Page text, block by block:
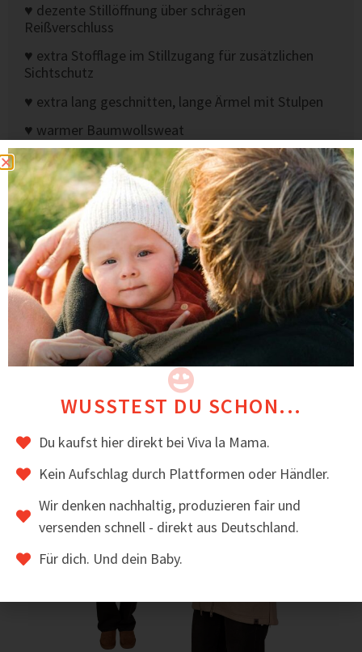
♥ dezente Stillöffnung über schrägen
Reißverschluss
♥ extra Stofflage im Stillzugang für zusätzlichen
Sichtschutz
♥ extra lang geschnitten, lange Ärmel mit Stulpen
♥ warmer Baumwollsweat
♥ zweifarbiger Loop-Kragen
♥ grau-blauer Rippstoff für Säume und im Kragen
♥ Original Viva la Mama Herzplakette
♥ Hochwertige Qualität, handgefertigt mit viel ❤ in
der EU
Das könnte dir auch gefallen
WUSSTEST DU SCHON...
Du kaufst hier direkt bei Viva la Mama.
Kein Aufschlag durch Plattformen oder Händler.
Wir denken nachhaltig, produzieren fair und
versenden schnell - direkt aus Deutschland.
Für dich. Und dein Baby.